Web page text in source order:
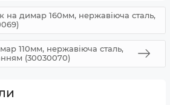
на димар 160мм, нержавіюча сталь,
110мм, нержавіюча сталь,
(30030070)